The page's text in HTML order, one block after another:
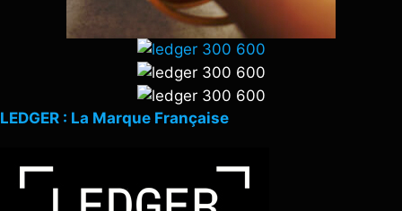
LEDGER : La Marque Française